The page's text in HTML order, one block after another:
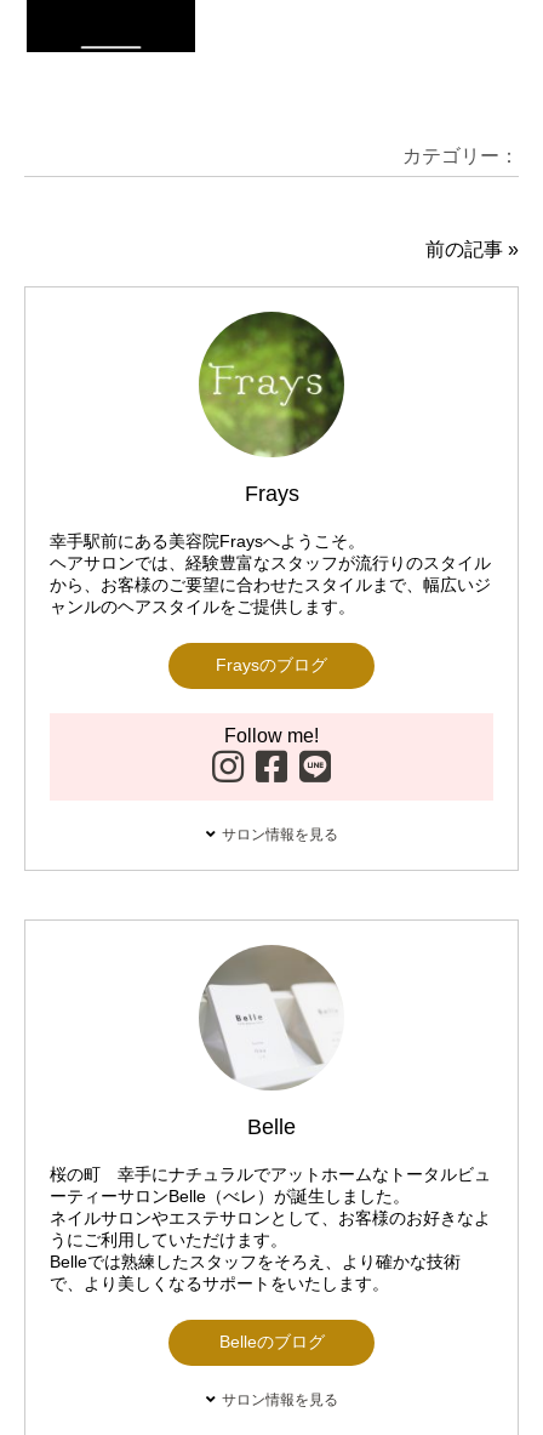
カテゴリー：
前の記事 »
Frays
幸手駅前にある美容院Fraysへようこそ。
ヘアサロンでは、経験豊富なスタッフが流行りのスタイル
から、お客様のご要望に合わせたスタイルまで、幅広いジ
ャンルのヘアスタイルをご提供します。
Fraysのブログ
Follow me!
サロン情報を見る
Belle
桜の町 幸手にナチュラルでアットホームなトータルビュ
ーティーサロンBelle（べレ）が誕生しました。
ネイルサロンやエステサロンとして、お客様のお好きなよ
うにご利用していただけます。
Belleでは熟練したスタッフをそろえ、より確かな技術
で、より美しくなるサポートをいたします。
Belleのブログ
サロン情報を見る